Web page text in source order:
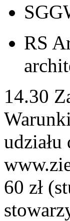
RS
14.30
60 zł